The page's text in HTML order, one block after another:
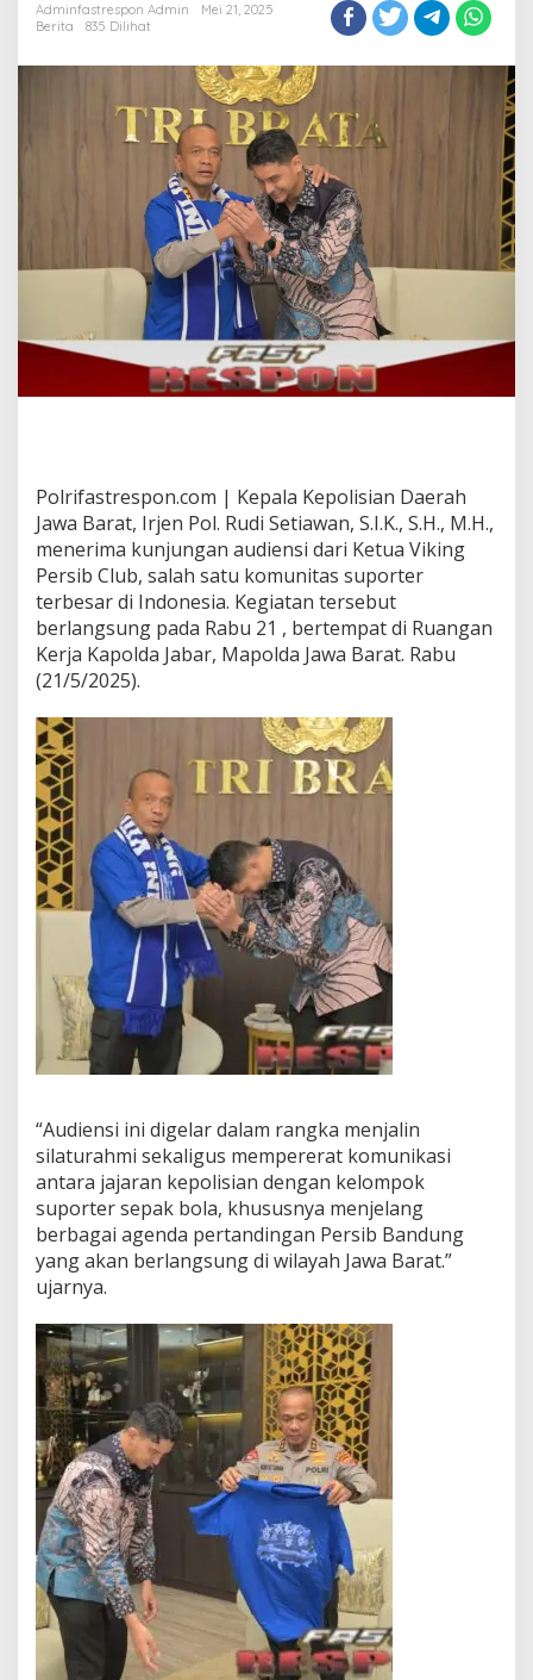
KERJA
Adminfastrespon Admin
Mei 21, 2025
Berita
835 Dilihat
Polrifastrespon.com | Kepala Kepolisian Daerah
Jawa Barat, Irjen Pol. Rudi Setiawan, S.I.K., S.H., M.H.,
menerima kunjungan audiensi dari Ketua Viking
Persib Club, salah satu komunitas suporter
terbesar di Indonesia. Kegiatan tersebut
berlangsung pada Rabu 21 , bertempat di Ruangan
Kerja Kapolda Jabar, Mapolda Jawa Barat. Rabu
(21/5/2025).
“Audiensi ini digelar dalam rangka menjalin
silaturahmi sekaligus mempererat komunikasi
antara jajaran kepolisian dengan kelompok
suporter sepak bola, khususnya menjelang
berbagai agenda pertandingan Persib Bandung
yang akan berlangsung di wilayah Jawa Barat.”
ujarnya.